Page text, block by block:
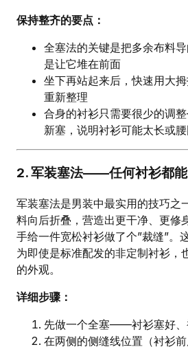
保持整齐的要点：
全塞法的关键是把多余布料
是让它堆在前面
坐下再站起来后，快速用大
重新整理
合身的衬衫只需要很少的调
新塞，说明衬衫可能太长或
2. 军装塞法——任何衬衫都
军装塞法是男装中最实用的技巧之
料向后折叠，营造出更干净、更
手给一件宽松衬衫做了个”裁缝”。
为即使是标准配发的非定制衬衫，
的外观。
详细步骤：
先做一个全塞——衬衫塞好、
在两侧的侧缝线位置（衬衫